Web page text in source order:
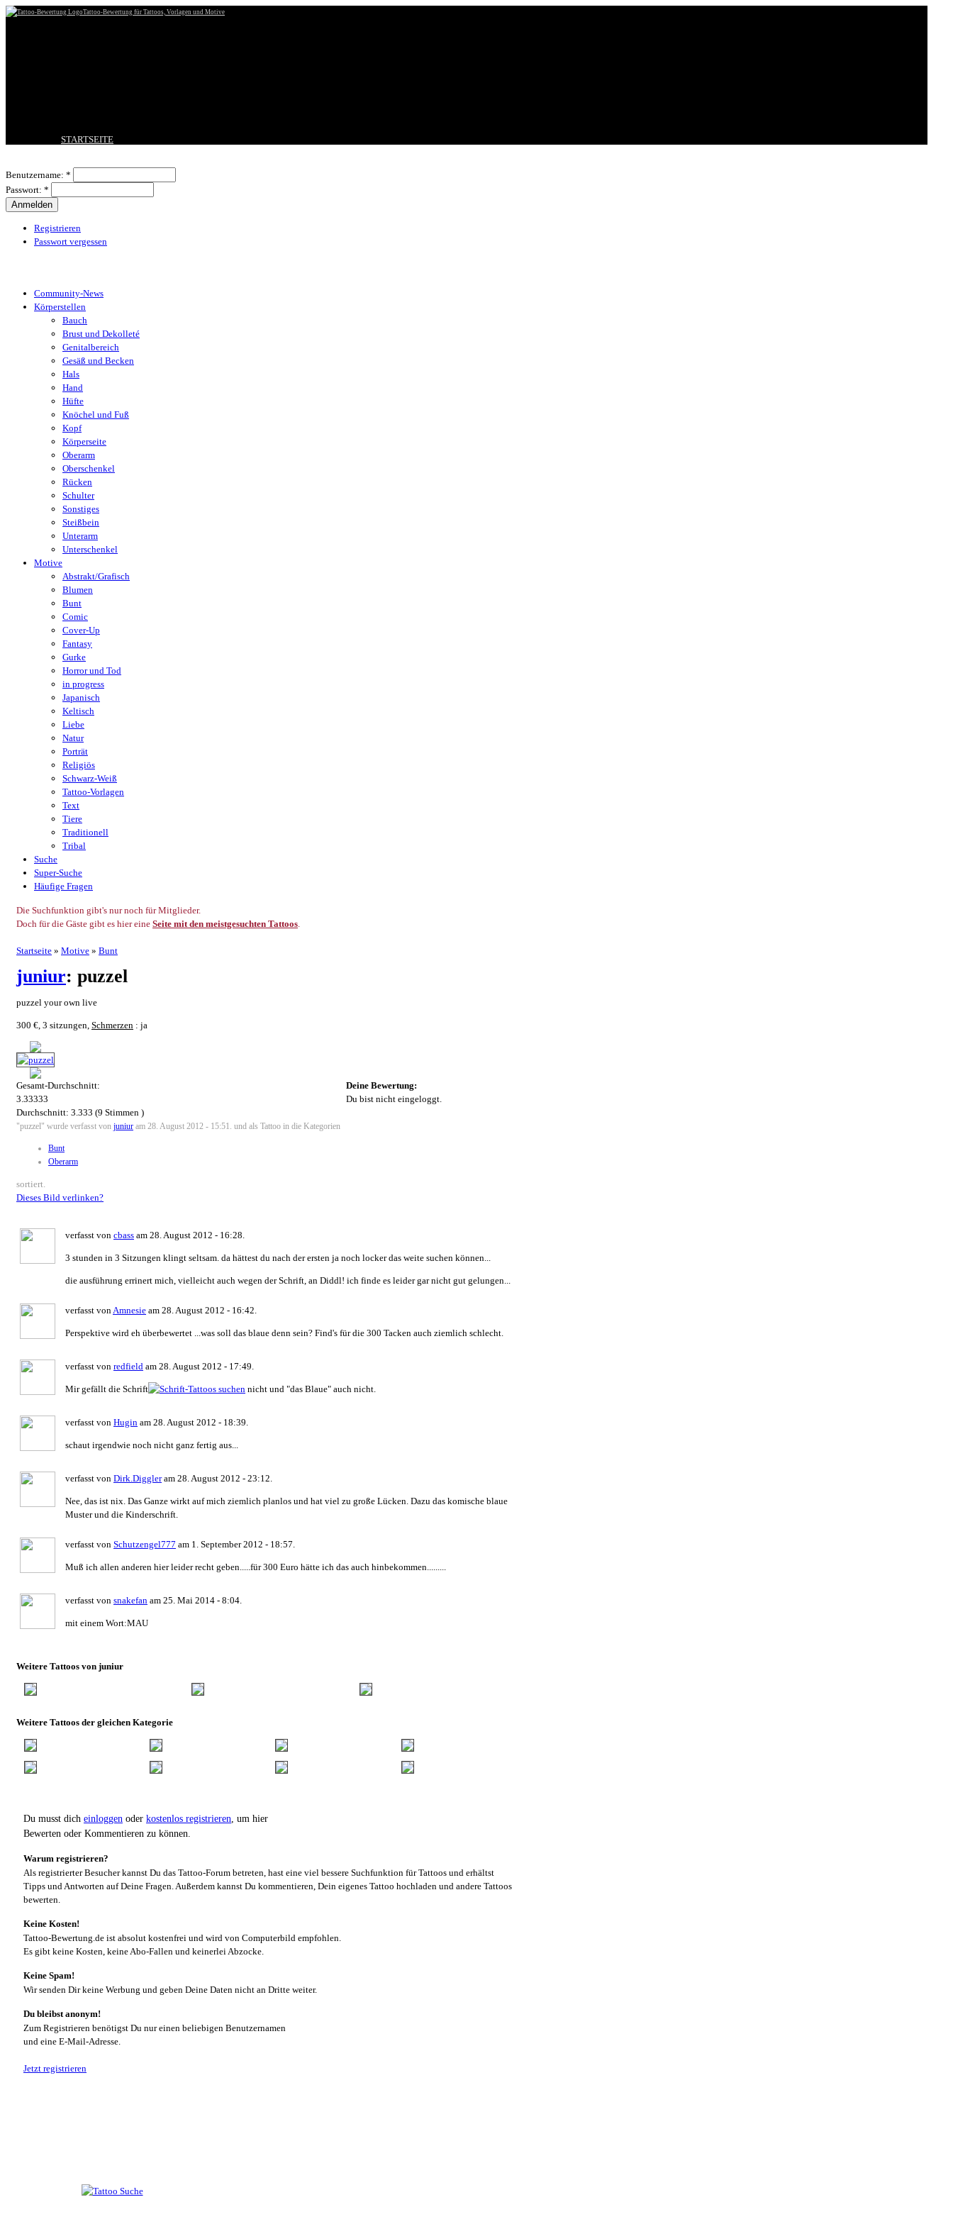
Tattoo-Bewertung für Tattoos, Vorlagen und Motive
STARTSEITE
BESTE TATTOOS
NEUESTE TATTOOS
Benutzername: *
Passwort: *
Registrieren
Passwort vergessen
Community-News
Körperstellen
Bauch
Brust und Dekolleté
Genitalbereich
Gesäß und Becken
Hals
Hand
Hüfte
Knöchel und Fuß
Kopf
Körperseite
Oberarm
Oberschenkel
Rücken
Schulter
Sonstiges
Steißbein
Unterarm
Unterschenkel
Motive
Abstrakt/Grafisch
Blumen
Bunt
Comic
Cover-Up
Fantasy
Gurke
Horror und Tod
in progress
Japanisch
Keltisch
Liebe
Natur
Porträt
Religiös
Schwarz-Weiß
Tattoo-Vorlagen
Text
Tiere
Traditionell
Tribal
Suche
Super-Suche
Häufige Fragen
Die Suchfunktion gibt's nur noch für Mitglieder.
Doch für die Gäste gibt es hier eine Seite mit den meistgesuchten Tattoos.
Startseite » Motive » Bunt
juniur: puzzel
puzzel your own live
300 €, 3 sitzungen, Schmerzen : ja
Gesamt-Durchschnitt:
3.33333
Durchschnitt: 3.333 (9 Stimmen )
Deine Bewertung:
Du bist nicht eingeloggt.
"puzzel" wurde verfasst von juniur am 28. August 2012 - 15:51. und als Tattoo in die Kategorien
Bunt
Oberarm
sortiert.
Dieses Bild verlinken?
verfasst von cbass am 28. August 2012 - 16:28.
3 stunden in 3 Sitzungen klingt seltsam. da hättest du nach der ersten ja noch locker das weite suchen können...
die ausführung errinert mich, vielleicht auch wegen der Schrift, an Diddl! ich finde es leider gar nicht gut gelungen...
verfasst von Amnesie am 28. August 2012 - 16:42.
Perspektive wird eh überbewertet ...was soll das blaue denn sein? Find's für die 300 Tacken auch ziemlich schlecht.
verfasst von redfield am 28. August 2012 - 17:49.
Mir gefällt die Schrift nicht und "das Blaue" auch nicht.
verfasst von Hugin am 28. August 2012 - 18:39.
schaut irgendwie noch nicht ganz fertig aus...
verfasst von Dirk.Diggleram 28. August 2012 - 23:12.
Nee, das ist nix. Das Ganze wirkt auf mich ziemlich planlos und hat viel zu große Lücken. Dazu das komische blaue
Muster und die Kinderschrift.
verfasst von Schutzengel777 am 1. September 2012 - 18:57.
Muß ich allen anderen hier leider recht geben.....für 300 Euro hätte ich das auch hinbekommen.........
verfasst von snakefan am 25. Mai 2014 - 8:04.
mit einem Wort:MAU
Weitere Tattoos von juniur
Weitere Tattoos der gleichen Kategorie
Du musst dich einloggen oder kostenlos registrieren , um hier
Bewerten oder Kommentieren zu können.
Warum registrieren?
Als registrierter Besucher kannst Du das Tattoo-Forum betreten, hast eine viel bessere Suchfunktion für Tattoos und erhältst
Tipps und Antworten auf Deine Fragen. Außerdem kannst Du kommentieren, Dein eigenes Tattoo hochladen und andere Tattoos
bewerten.
Keine Kosten!
Tattoo-Bewertung.de ist absolut kostenfrei und wird von Computerbild empfohlen.
Es gibt keine Kosten, keine Abo-Fallen und keinerlei Abzocke.
Keine Spam!
Wir senden Dir keine Werbung und geben Deine Daten nicht an Dritte weiter.
Du bleibst anonym!
Zum Registrieren benötigst Du nur einen beliebigen Benutzernamen
und eine E-Mail-Adresse.
Jetzt registrieren